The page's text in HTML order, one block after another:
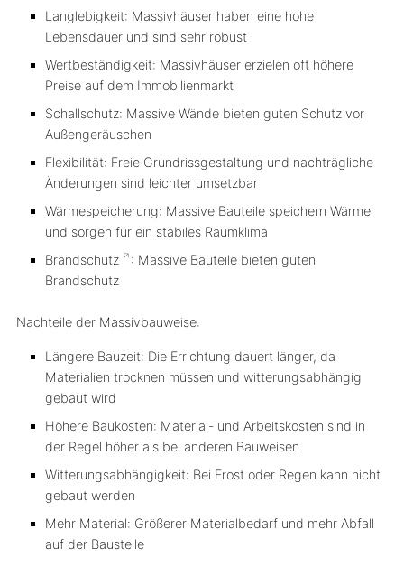
Langlebigkeit: Massivhäuser haben eine hohe
Lebensdauer und sind sehr robust
Wertbeständigkeit: Massivhäuser erzielen oft höhere
Preise auf dem Immobilienmarkt
Schallschutz: Massive Wände bieten guten Schutz vor
Außengeräuschen
Flexibilität: Freie Grundrissgestaltung und nachträgliche
Änderungen sind leichter umsetzbar
Wärmespeicherung: Massive Bauteile speichern Wärme
und sorgen für ein stabiles Raumklima
Brandschutz
: Massive Bauteile bieten guten
Brandschutz
Nachteile der Massivbauweise:
Längere Bauzeit: Die Errichtung dauert länger, da
Materialien trocknen müssen und witterungsabhängig
gebaut wird
Höhere Baukosten: Material- und Arbeitskosten sind in
der Regel höher als bei anderen Bauweisen
Witterungsabhängigkeit: Bei Frost oder Regen kann nicht
gebaut werden
Mehr Material: Größerer Materialbedarf und mehr Abfall
auf der Baustelle